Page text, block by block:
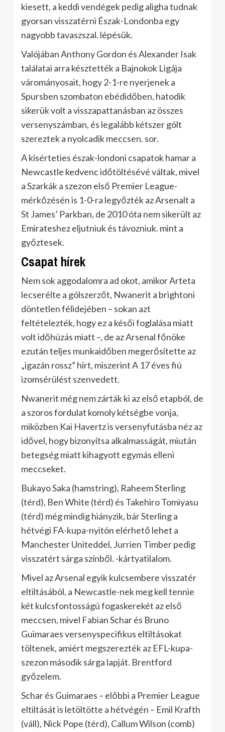
kiesett, a keddi vendégek pedig aligha tudnak
gyorsan visszatérni Észak-Londonba egy
nagyobb tavaszszal. lépésük.
Valójában Anthony Gordon és Alexander Isak
találatai arra késztették a Bajnokok Ligája
várományosait, hogy 2-1-re nyerjenek a
Spursben szombaton ebédidőben, hatodik
sikerük volt a visszapattanásban az összes
versenyszámban, és legalább kétszer gólt
szereztek a nyolcadik meccsen. sor.
A kísérteties észak-londoni csapatok hamar a
Newcastle kedvenc időtöltésévé váltak, mivel
a Szarkák a szezon első Premier League-
mérkőzésén is 1-0-ra legyőzték az Arsenalt a
St James’ Parkban, de 2010 óta nem sikerült az
Emirateshez eljutniuk és távozniuk. mint a
győztesek.
Csapat hírek
Nem sok aggodalomra ad okot, amikor Arteta
lecserélte a gólszerzőt, Nwanerit a brightoni
döntetlen félidejében – sokan azt
feltételezték, hogy ez a késői foglalása miatt
volt időhúzás miatt –, de az Arsenal főnöke
ezután teljes munkaidőben megerősítette az
„igazán rossz” hírt, miszerint A 17 éves fiú
izomsérülést szenvedett.
Nwanerit még nem zárták ki az első etapból, de
a szoros fordulat komoly kétségbe vonja,
miközben Kai Havertz is versenyfutásba néz az
idővel, hogy bizonyítsa alkalmasságát, miután
betegség miatt kihagyott egymás elleni
meccseket.
Bukayo Saka (hamstring), Raheem Sterling
(térd), Ben White (térd) és Takehiro Tomiyasu
(térd) még mindig hiányzik, bár Sterling a
hétvégi FA-kupa-nyitón elérhető lehet a
Manchester Uniteddel, Jurrien Timber pedig
visszatért sárga színből. -kártyatilalom.
Mivel az Arsenal egyik kulcsembere visszatér
eltiltásából, a Newcastle-nek meg kell tennie
két kulcsfontosságú fogaskerekét az első
meccsen, mivel Fabian Schar és Bruno
Guimaraes versenyspecifikus eltiltásokat
töltenek, amiért megszerezték az EFL-kupa-
szezon második sárga lapját. Brentford
győzelem.
Schar és Guimaraes – előbbi a Premier League
eltiltását is letöltötte a hétvégén – Emil Krafth
(váll), Nick Pope (térd), Callum Wilson (comb)